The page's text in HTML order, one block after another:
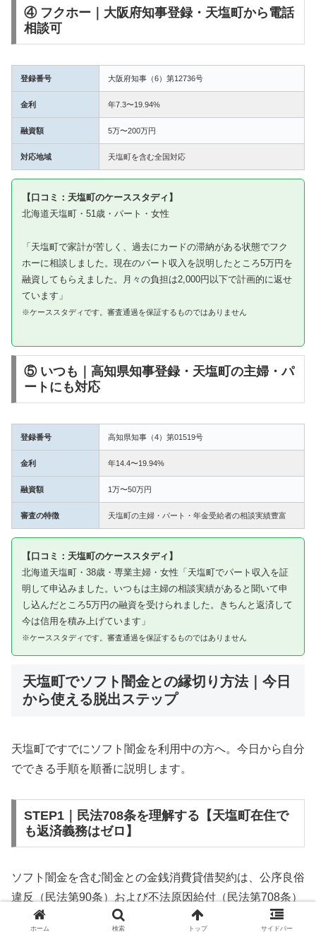
④ フクホー｜大阪府知事登録・天塩町から電話
相談可
登録番号 大阪府知事（6）第12736号
金利 年7.3〜19.94%
融資額 5万〜200万円
対応地域 天塩町を含む全国対応
【口コミ：天塩町のケーススタディ】
北海道天塩町・51歳・パート・女性
「天塩町で家計が苦しく、過去にカードの滞納がある状態でフク
ホーに相談しました。現在のパート収入を説明したところ5万円を
融資してもらえました。月々の負担は2,000円以下で計画的に返せ
ています」
※ケーススタディです。審査通過を保証するものではありません
⑤ いつも｜高知県知事登録・天塩町の主婦・パ
ートにも対応
登録番号 高知県知事（4）第01519号
金利 年14.4〜19.94%
融資額 1万〜50万円
審査の特徴 天塩町の主婦・パート・年金受給者の相談実績豊富
【口コミ：天塩町のケーススタディ】
北海道天塩町・38歳・専業主婦・女性「天塩町でパート収入を証
明して申込みました。いつもは主婦の相談実績があると聞いて申
し込んだところ5万円の融資を受けられました。きちんと返済して
今は信用を積み上げています」
※ケーススタディです。審査通過を保証するものではありません
天塩町でソフト闇金との縁切り方法｜今日
から使える脱出ステップ
天塩町ですでにソフト闇金を利用中の方へ。今日から自分
でできる手順を順番に説明します。
STEP1｜民法708条を理解する【天塩町在住で
も返済義務はゼロ】
ソフト闇金を含む闇金との金銭消費貸借契約は、公序良俗
違反（民法第90条）および不法原因給付（民法第708条）
に該当するため、法的には無効です。天塩町在住であって
ホーム 検索 トップ サイドバー